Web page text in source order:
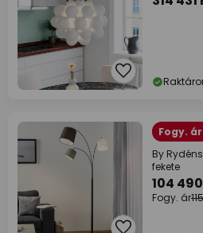
Fogy.
By
fekete
104
Fogy. ár